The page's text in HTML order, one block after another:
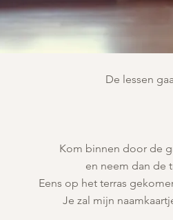
De lessen
​Kom binnen door de
en neem dan de
Eens op het terras
Je zal mijn